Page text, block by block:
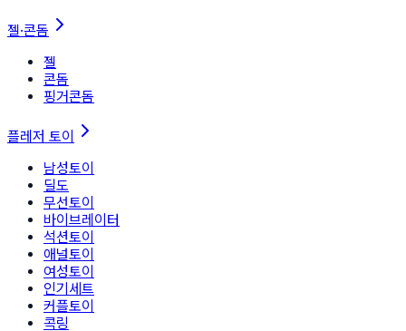
젤·콘돔
젤
콘돔
핑거콘돔
플레저 토이
남성토이
딜도
무선토이
바이브레이터
석션토이
애널토이
여성토이
인기세트
커플토이
콕링